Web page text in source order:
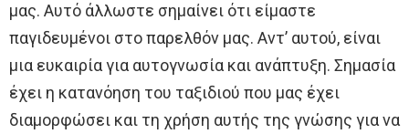
μας. Αυτό άλλωστε σημαίνει ότι είμαστε
παγιδευμένοι στο παρελθόν μας. Αντ’ αυτού, είναι
μια ευκαιρία για αυτογνωσία και ανάπτυξη. Σημασία
έχει η κατανόηση του ταξιδιού που μας έχει
διαμορφώσει και τη χρήση αυτής της γνώσης για να